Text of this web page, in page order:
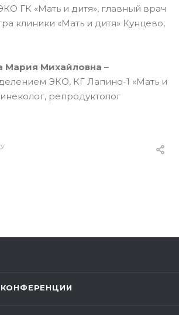
ГК «Мать и дитя», главный врач
клиники «Мать и дитя» Кунцево,
Мария Михайловна –
ЭКО, КГ Лапино-1 «Мать и
репродуктолог